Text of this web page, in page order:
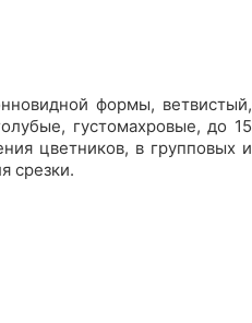
формы, ветвистый,
густомахровые, до 15
цветников, в групповых и
срезки.